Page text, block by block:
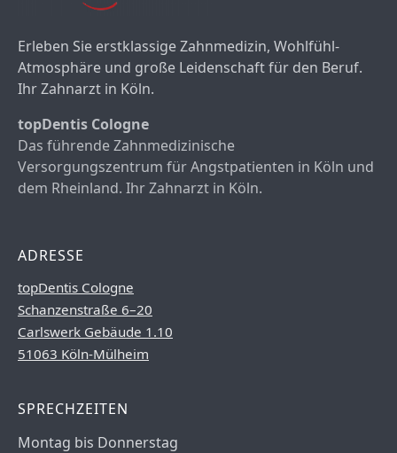
Erleben Sie erstklassige Zahnmedizin, Wohlfühl-
Atmosphäre und große Leidenschaft für den Beruf.
Ihr Zahnarzt in Köln.
topDentis Cologne
Das führende Zahnmedizinische
Versorgungszentrum für Angstpatienten in Köln und
dem Rheinland. Ihr Zahnarzt in Köln.
ADRESSE
topDentis Cologne
Schanzenstraße 6–20
Carlswerk Gebäude 1.10
51063 Köln-Mülheim
SPRECHZEITEN
Montag bis Donnerstag